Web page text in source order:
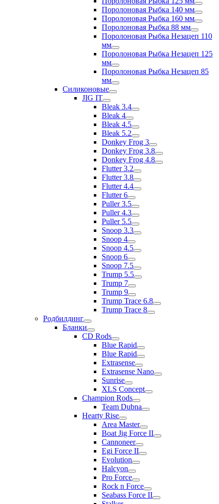
Поролоновая Рыбка 140 мм
Поролоновая Рыбка 160 мм
Поролоновая Рыбка 88 мм
Поролоновая Рыбка Незацеп 110
мм
Поролоновая Рыбка Незацеп 125
мм
Поролоновая Рыбка Незацеп 85
мм
Силиконовые
JIG IT
Bleak 3.4
Bleak 4
Bleak 4.5
Bleak 5.2
Donkey Frog 3
Donkey Frog 3.8
Donkey Frog 4.8
Flutter 3.2
Flutter 3.8
Flutter 4.4
Flutter 6
Puller 3.5
Puller 4.3
Puller 5.5
Snoop 3.3
Snoop 4
Snoop 4.5
Snoop 6
Snoop 7.5
Trump 5.5
Trump 7
Trump 9
Trump Trace 6.8
Trump Trace 8
Родбилдинг
Бланки
CD Rods
Blue Rapid
Blue Rapid
Extrasense
Extrasense Nano
Sunrise
XLS Concept
Champion Rods
Team Dubna
Hearty Rise
Area Master
Boat Jig Force II
Cannoneer
Egi Force II
Evolution
Halcyon
Pro Force
Rock n Force
Seabass Force II